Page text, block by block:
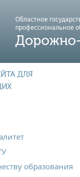
Областное
профессиональноe
ДЛЯ
образования